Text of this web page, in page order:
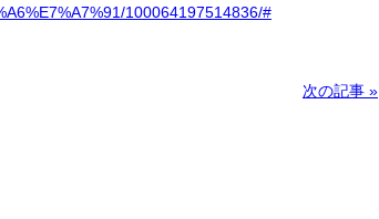
100064197514836/#
次の記事 »